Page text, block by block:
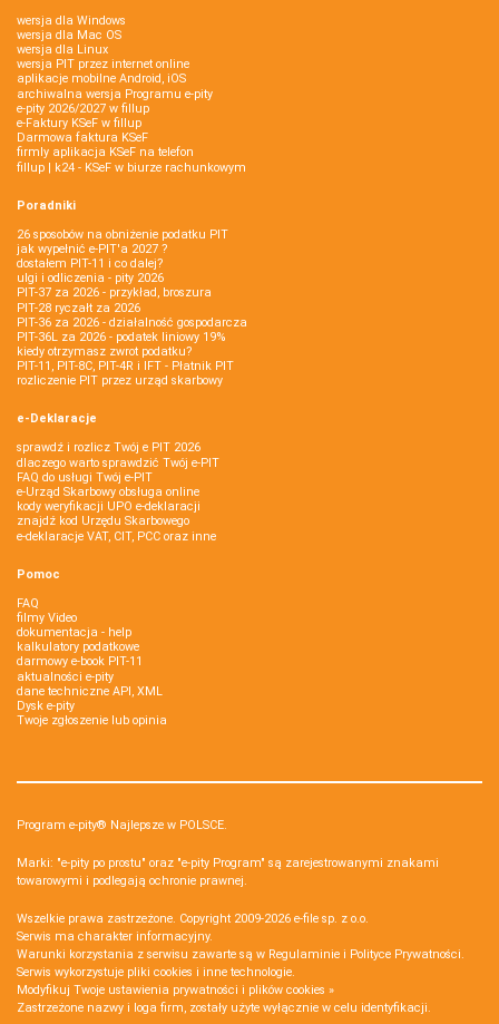
wersja dla Windows
wersja dla Mac OS
wersja dla Linux
wersja PIT przez internet online
aplikacje mobilne Android, iOS
archiwalna wersja Programu e-pity
e-pity 2026/2027 w fillup
e‑Faktury KSeF w fillup
Darmowa faktura KSeF
firmly aplikacja KSeF na telefon
fillup | k24 - KSeF w biurze rachunkowym
Poradniki
26 sposobów na obniżenie podatku PIT
jak wypełnić e-PIT'a 2027 ?
dostałem PIT-11 i co dalej?
ulgi i odliczenia - pity 2026
PIT-37 za 2026 - przykład, broszura
PIT-28 ryczałt za 2026
PIT-36 za 2026 - działalność gospodarcza
PIT-36L za 2026 - podatek liniowy 19%
kiedy otrzymasz zwrot podatku?
PIT-11, PIT-8C, PIT-4R i IFT - Płatnik PIT
rozliczenie PIT przez urząd skarbowy
e-Deklaracje
sprawdź i rozlicz Twój e PIT 2026
dlaczego warto sprawdzić Twój e-PIT
FAQ do usługi Twój e-PIT
e-Urząd Skarbowy obsługa online
kody weryfikacji UPO e-deklaracji
znajdź kod Urzędu Skarbowego
e-deklaracje VAT, CIT, PCC oraz inne
Pomoc
FAQ
filmy Video
dokumentacja - help
kalkulatory podatkowe
darmowy e-book PIT-11
aktualności e-pity
dane techniczne API, XML
Dysk e-pity
Twoje zgłoszenie lub opinia
Program e-pity® Najlepsze w POLSCE.
Marki: "e-pity po prostu" oraz "e-pity Program" są zarejestrowanymi znakami
towarowymi i podlegają ochronie prawnej.
Wszelkie prawa zastrzeżone. Copyright 2009-2026 e-file sp. z o.o.
Serwis ma charakter informacyjny.
Warunki korzystania z serwisu zawarte są w Regulaminie i Polityce Prywatności.
Serwis wykorzystuje pliki cookies i inne technologie.
Modyfikuj Twoje ustawienia prywatności i plików cookies »
Zastrzeżone nazwy i loga firm, zostały użyte wyłącznie w celu identyfikacji.